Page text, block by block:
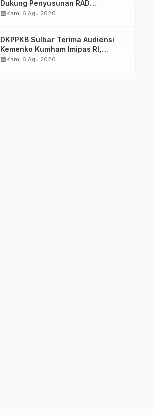
Dukung Penyusunan RAD
TPB/SDGs Sulawesi Barat
calendar_monthKam, 6 Agu 2026
DKPPKB Sulbar Terima Audiensi
Kemenko Kumham Imipas RI,
Perkuat Pelayanan Kesehatan bagi
calendar_monthKam, 6 Agu 2026